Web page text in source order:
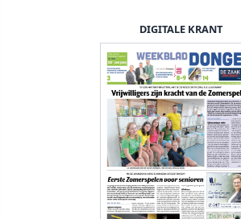
DIGITALE KRANT